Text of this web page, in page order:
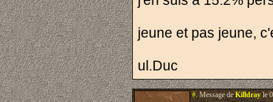
jeune et pas jeune,
ul.Duc
#.Message deKilldrayle